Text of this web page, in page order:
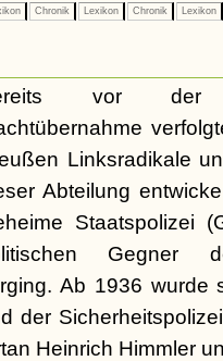
Chronik Lexikon Chronik Lexikon
vor der
Linksradikale
Abteilung
Staatspolizei
Gegner
Ab 1936 wurde
der
Heinrich Himmler